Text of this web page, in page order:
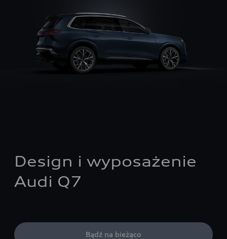
Design i wyposażenie
Audi Q7
Bądź na bieżąco